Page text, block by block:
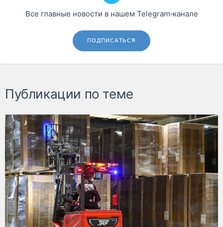
Все главные новости в нашем Telegram‑канале
ПОДПИСАТЬСЯ
Публикации по теме